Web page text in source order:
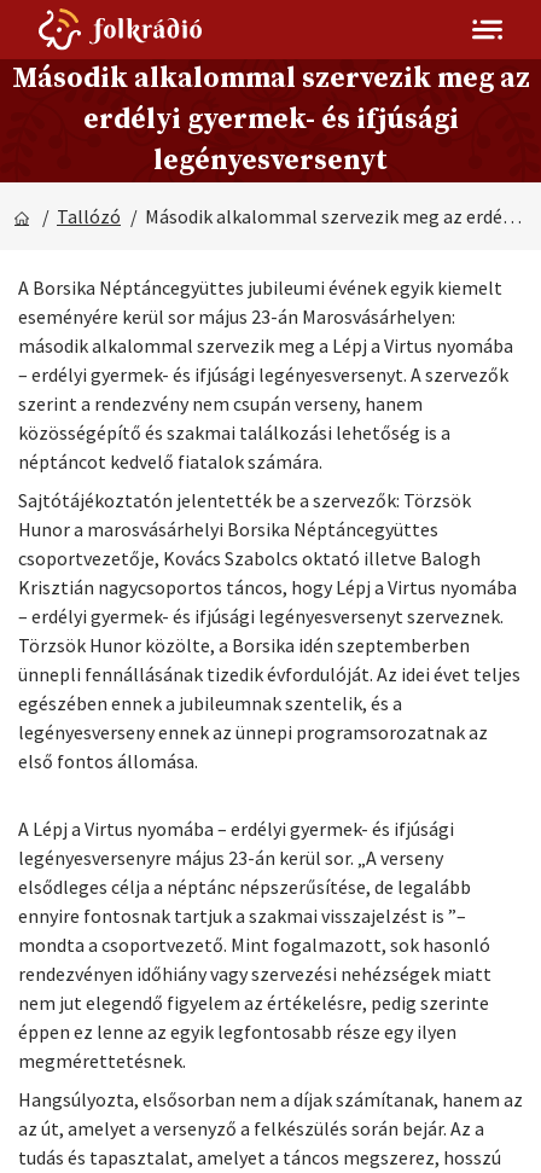
Második alkalommal szervezik meg az
erdélyi gyermek- és ifjúsági
legényesversenyt
/ Tallózó / Második alkalommal szervezik meg az erdélyi gyermek- és ifjúsági legényesversenyt
A Borsika Néptáncegyüttes jubileumi évének egyik kiemelt
eseményére kerül sor május 23-án Marosvásárhelyen:
második alkalommal szervezik meg a Lépj a Virtus nyomába
– erdélyi gyermek- és ifjúsági legényesversenyt. A szervezők
szerint a rendezvény nem csupán verseny, hanem
közösségépítő és szakmai találkozási lehetőség is a
néptáncot kedvelő fiatalok számára.
Sajtótájékoztatón jelentették be a szervezők: Törzsök
Hunor a marosvásárhelyi Borsika Néptáncegyüttes
csoportvezetője, Kovács Szabolcs oktató illetve Balogh
Krisztián nagycsoportos táncos, hogy Lépj a Virtus nyomába
– erdélyi gyermek- és ifjúsági legényesversenyt szerveznek.
Törzsök Hunor közölte, a Borsika idén szeptemberben
ünnepli fennállásának tizedik évfordulóját. Az idei évet teljes
egészében ennek a jubileumnak szentelik, és a
legényesverseny ennek az ünnepi programsorozatnak az
első fontos állomása.
A Lépj a Virtus nyomába – erdélyi gyermek- és ifjúsági
legényesversenyre május 23-án kerül sor. „A verseny
elsődleges célja a néptánc népszerűsítése, de legalább
ennyire fontosnak tartjuk a szakmai visszajelzést is ”–
mondta a csoportvezető. Mint fogalmazott, sok hasonló
rendezvényen időhiány vagy szervezési nehézségek miatt
nem jut elegendő figyelem az értékelésre, pedig szerinte
éppen ez lenne az egyik legfontosabb része egy ilyen
megmérettetésnek.
Hangsúlyozta, elsősorban nem a díjak számítanak, hanem az
az út, amelyet a versenyző a felkészülés során bejár. Az a
tudás és tapasztalat, amelyet a táncos megszerez, hosszú